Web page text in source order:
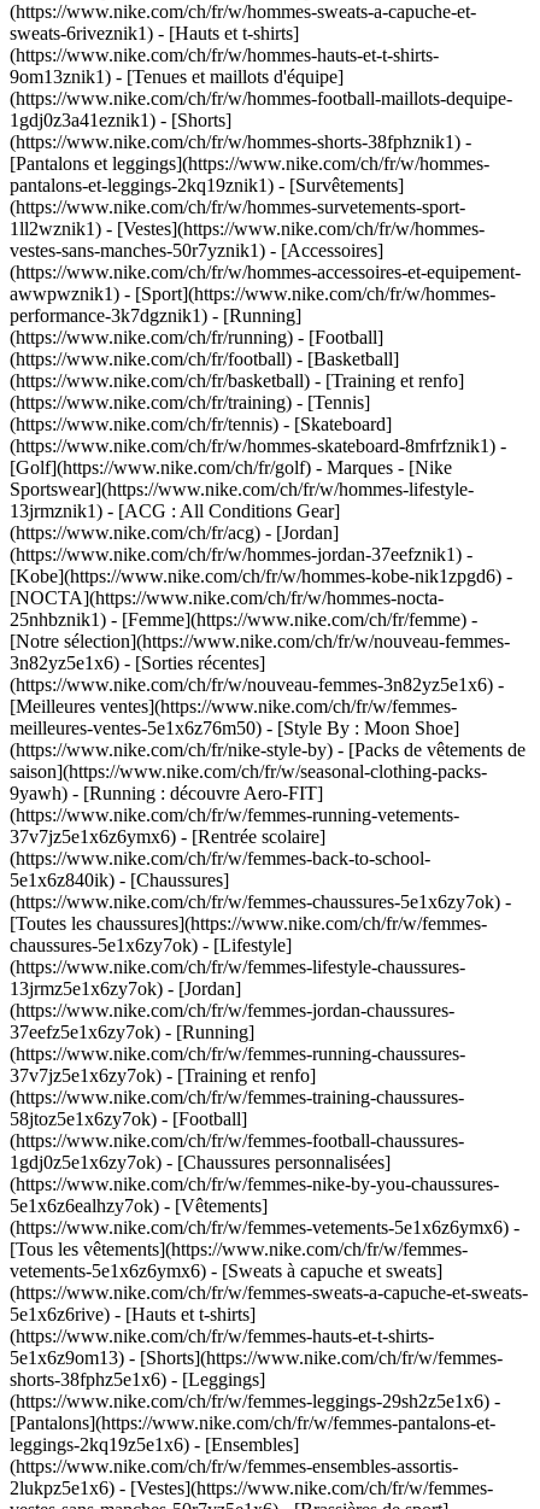
(https://www.nike.com/ch/fr/w/hommes-sweats-a-capuche-et-
sweats-6riveznik1) - [Hauts et t-shirts]
(https://www.nike.com/ch/fr/w/hommes-hauts-et-t-shirts-
9om13znik1) - [Tenues et maillots d'équipe]
(https://www.nike.com/ch/fr/w/hommes-football-maillots-dequipe-
1gdj0z3a41eznik1) - [Shorts]
(https://www.nike.com/ch/fr/w/hommes-shorts-38fphznik1) -
[Pantalons et leggings](https://www.nike.com/ch/fr/w/hommes-
pantalons-et-leggings-2kq19znik1) - [Survêtements]
(https://www.nike.com/ch/fr/w/hommes-survetements-sport-
1ll2wznik1) - [Vestes](https://www.nike.com/ch/fr/w/hommes-
vestes-sans-manches-50r7yznik1) - [Accessoires]
(https://www.nike.com/ch/fr/w/hommes-accessoires-et-equipement-
awwpwznik1) - [Sport](https://www.nike.com/ch/fr/w/hommes-
performance-3k7dgznik1) - [Running]
(https://www.nike.com/ch/fr/running) - [Football]
(https://www.nike.com/ch/fr/football) - [Basketball]
(https://www.nike.com/ch/fr/basketball) - [Training et renfo]
(https://www.nike.com/ch/fr/training) - [Tennis]
(https://www.nike.com/ch/fr/tennis) - [Skateboard]
(https://www.nike.com/ch/fr/w/hommes-skateboard-8mfrfznik1) -
[Golf](https://www.nike.com/ch/fr/golf) - Marques - [Nike
Sportswear](https://www.nike.com/ch/fr/w/hommes-lifestyle-
13jrmznik1) - [ACG : All Conditions Gear]
(https://www.nike.com/ch/fr/acg) - [Jordan]
(https://www.nike.com/ch/fr/w/hommes-jordan-37eefznik1) -
[Kobe](https://www.nike.com/ch/fr/w/hommes-kobe-nik1zpgd6) -
[NOCTA](https://www.nike.com/ch/fr/w/hommes-nocta-
25nhbznik1) - [Femme](https://www.nike.com/ch/fr/femme) -
[Notre sélection](https://www.nike.com/ch/fr/w/nouveau-femmes-
3n82yz5e1x6) - [Sorties récentes]
(https://www.nike.com/ch/fr/w/nouveau-femmes-3n82yz5e1x6) -
[Meilleures ventes](https://www.nike.com/ch/fr/w/femmes-
meilleures-ventes-5e1x6z76m50) - [Style By : Moon Shoe]
(https://www.nike.com/ch/fr/nike-style-by) - [Packs de vêtements de
saison](https://www.nike.com/ch/fr/w/seasonal-clothing-packs-
9yawh) - [Running : découvre Aero-FIT]
(https://www.nike.com/ch/fr/w/femmes-running-vetements-
37v7jz5e1x6z6ymx6) - [Rentrée scolaire]
(https://www.nike.com/ch/fr/w/femmes-back-to-school-
5e1x6z840ik) - [Chaussures]
(https://www.nike.com/ch/fr/w/femmes-chaussures-5e1x6zy7ok) -
[Toutes les chaussures](https://www.nike.com/ch/fr/w/femmes-
chaussures-5e1x6zy7ok) - [Lifestyle]
(https://www.nike.com/ch/fr/w/femmes-lifestyle-chaussures-
13jrmz5e1x6zy7ok) - [Jordan]
(https://www.nike.com/ch/fr/w/femmes-jordan-chaussures-
37eefz5e1x6zy7ok) - [Running]
(https://www.nike.com/ch/fr/w/femmes-running-chaussures-
37v7jz5e1x6zy7ok) - [Training et renfo]
(https://www.nike.com/ch/fr/w/femmes-training-chaussures-
58jtoz5e1x6zy7ok) - [Football]
(https://www.nike.com/ch/fr/w/femmes-football-chaussures-
1gdj0z5e1x6zy7ok) - [Chaussures personnalisées]
(https://www.nike.com/ch/fr/w/femmes-nike-by-you-chaussures-
5e1x6z6ealhzy7ok) - [Vêtements]
(https://www.nike.com/ch/fr/w/femmes-vetements-5e1x6z6ymx6) -
[Tous les vêtements](https://www.nike.com/ch/fr/w/femmes-
vetements-5e1x6z6ymx6) - [Sweats à capuche et sweats]
(https://www.nike.com/ch/fr/w/femmes-sweats-a-capuche-et-sweats-
5e1x6z6rive) - [Hauts et t-shirts]
(https://www.nike.com/ch/fr/w/femmes-hauts-et-t-shirts-
5e1x6z9om13) - [Shorts](https://www.nike.com/ch/fr/w/femmes-
shorts-38fphz5e1x6) - [Leggings]
(https://www.nike.com/ch/fr/w/femmes-leggings-29sh2z5e1x6) -
[Pantalons](https://www.nike.com/ch/fr/w/femmes-pantalons-et-
leggings-2kq19z5e1x6) - [Ensembles]
(https://www.nike.com/ch/fr/w/femmes-ensembles-assortis-
2lukpz5e1x6) - [Vestes](https://www.nike.com/ch/fr/w/femmes-